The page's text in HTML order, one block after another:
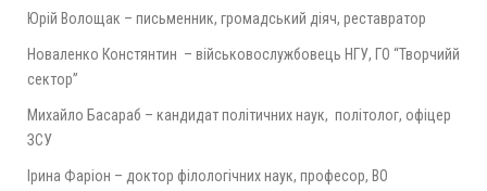
Юрій Волощак – письменник, громадський діяч, реставратор
Новаленко Констянтин – військовослужбовець НГУ, ГО “Творчийй
сектор”
Михайло Басараб – кандидат політичних наук, політолог, офіцер
ЗСУ
Ірина Фаріон – доктор філологічних наук, професор, ВО